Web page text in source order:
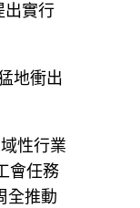
出實行
地衝出
性行業
會任務
全推動